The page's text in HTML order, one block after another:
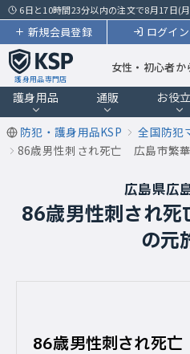
6日と10時間23分以内の注文で8月17日(
ログイン
新規会員登録
護身用品専門店
女性・初心者
護身用品 通販 お役
防犯・護身用品KSP 全国防犯
86歳男性刺され死亡 広島市繁
広島県広
86歳男性刺され
の元
86歳男性刺され死